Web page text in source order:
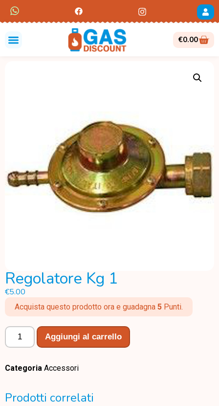
€0.00
Regolatore Kg 1
€5.00
Acquista questo prodotto ora e guadagna 5 Punti.
Aggiungi al carrello
Categoria Accessori
Prodotti correlati